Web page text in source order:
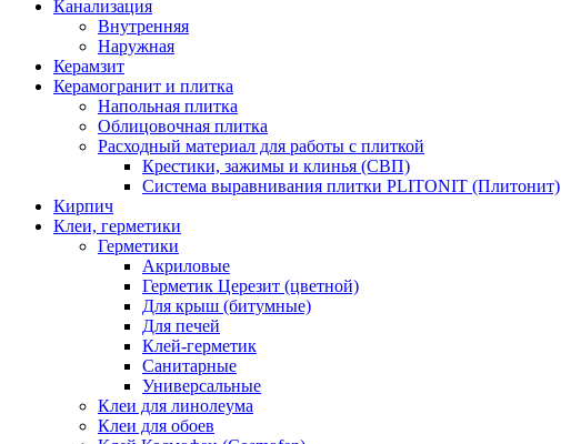
Канализация
Внутренняя
Наружная
Керамзит
Керамогранит и плитка
Напольная плитка
Облицовочная плитка
Расходный материал для работы с плиткой
Крестики, зажимы и клинья (СВП)
Система выравнивания плитки PLITONIT (Плитонит)
Кирпич
Клеи, герметики
Герметики
Акриловые
Герметик Церезит (цветной)
Для крыш (битумные)
Для печей
Клей-герметик
Санитарные
Универсальные
Клеи для линолеума
Клеи для обоев